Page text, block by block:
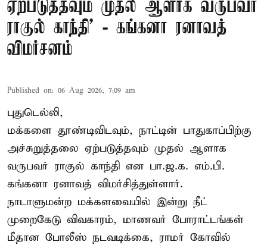
ஏற்படுத்தவும் முதல் ஆளாக வருபவர்
ராகுல் காந்தி’ - கங்கனா ரனாவத்
விமர்சனம்
Published on: 06 Aug 2026, 7:09 am
புதுடெல்லி,
மக்களை தூண்டிவிடவும், நாட்டின் பாதுகாப்பிற்கு
அச்சுறுத்தலை ஏற்படுத்தவும் முதல் ஆளாக
வருபவர் ராகுல் காந்தி என பா.ஜ.க. எம்.பி.
கங்கனா ரனாவத் விமர்சித்துள்ளார்.
நாடாளுமன்ற மக்களவையில் இன்று நீட்
முறைகேடு விவகாரம், மாணவர் போராட்டங்கள்
மீதான போலீஸ் நடவடிக்கை, ராமர் கோவில்